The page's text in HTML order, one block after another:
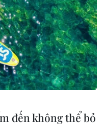
của Công Phượng
đến không thể bỏ